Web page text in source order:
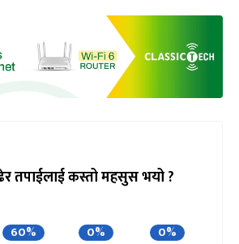
तपाईलाई कस्तो महसुस भयो ?
60% 0% 0%